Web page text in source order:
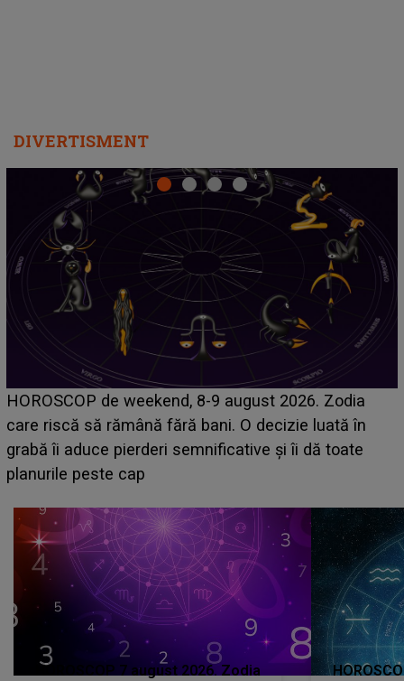
DIVERTISMENT
Emanuel a ținut ACEST DETALIU ASCUNS până
acum! În fața Alexandrei, concurentul din Casa Iubirii
face o MĂRTURISIRE NEAȘTEPTATĂ despre mama
sa: "I-am spus și ei în față, eu nu te iubesc pentru
HOROSCOP 7 august 2026. Zodia